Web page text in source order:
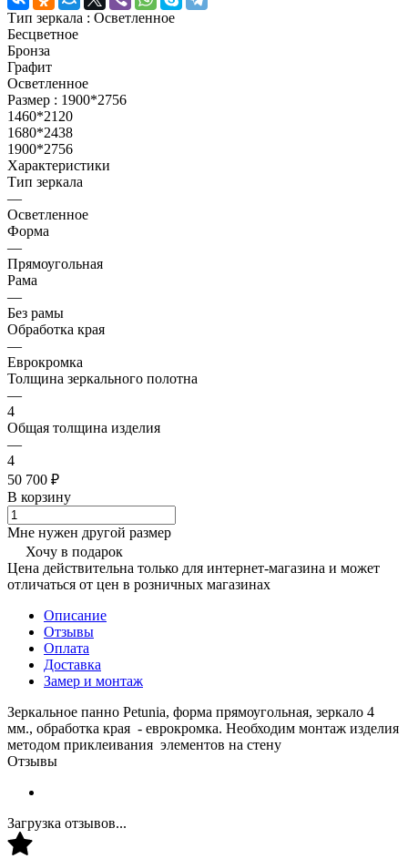
Тип зеркала : Осветленное
Бесцветное
Бронза
Графит
Осветленное
Размер : 1900*2756
1460*2120
1680*2438
1900*2756
Характеристики
Тип зеркала
—
Осветленное
Форма
—
Прямоугольная
Рама
—
Без рамы
Обработка края
—
Еврокромка
Толщина зеркального полотна
—
4
Общая толщина изделия
—
4
50 700 ₽
В корзину
Мне нужен другой размер
Хочу в подарок
Цена действительна только для интернет-магазина и может
отличаться от цен в розничных магазинах
Описание
Отзывы
Оплата
Доставка
Замер и монтаж
Зеркальное панно Petunia, форма прямоугольная, зеркало 4
мм., обработка края - еврокромка. Необходим монтаж изделия
методом приклеивания элементов на стену
Отзывы
Загрузка отзывов...